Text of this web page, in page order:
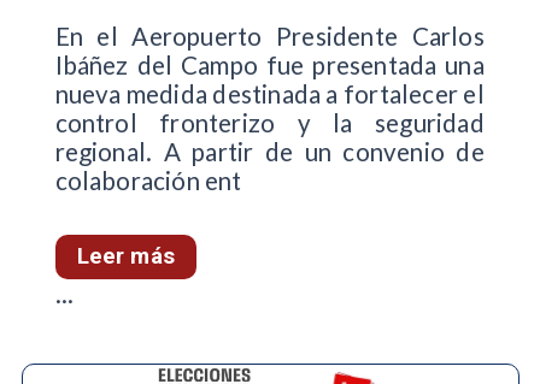
En el Aeropuerto Presidente Carlos
Ibáñez del Campo fue presentada una
nueva medida destinada a fortalecer el
control fronterizo y la seguridad
regional. A partir de un convenio de
colaboración ent
Leer más
...